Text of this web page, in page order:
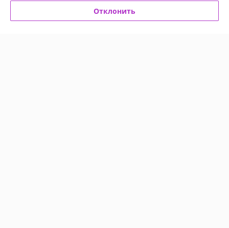
Отклонить